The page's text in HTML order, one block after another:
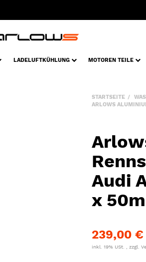
LADELUFTKÜHLUNG MOTOREN TEILE
STARTSEITE
ARLOWS
Audi
x
239,00 €
inkl. 19% USt. , zzgl.